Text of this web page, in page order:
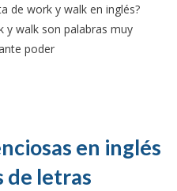
de work y walk en inglés?
y walk son palabras muy
poder
en inglés
de letras